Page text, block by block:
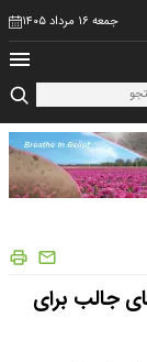
جمعه ۱۶ مرداد ۱۴۰۵
جالب برای